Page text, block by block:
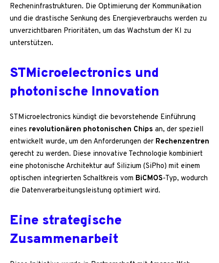
Recheninfrastrukturen. Die Optimierung der Kommunikation
und die drastische Senkung des Energieverbrauchs werden zu
unverzichtbaren Prioritäten, um das Wachstum der KI zu
unterstützen.
STMicroelectronics und
photonische Innovation
STMicroelectronics kündigt die bevorstehende Einführung
eines revolutionären photonischen Chips an, der speziell
entwickelt wurde, um den Anforderungen der Rechenzentren
gerecht zu werden. Diese innovative Technologie kombiniert
eine photonische Architektur auf Silizium (SiPho) mit einem
optischen integrierten Schaltkreis vom BiCMOS-Typ, wodurch
die Datenverarbeitungsleistung optimiert wird.
Eine strategische
Zusammenarbeit